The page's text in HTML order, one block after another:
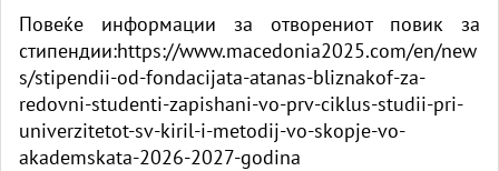
Повеќе информации за отворениот повик за
стипендии:https://www.macedonia2025.com/en/new
s/stipendii-od-fondacijata-atanas-bliznakof-za-
redovni-studenti-zapishani-vo-prv-ciklus-studii-pri-
univerzitetot-sv-kiril-i-metodij-vo-skopje-vo-
akademskata-2026-2027-godina